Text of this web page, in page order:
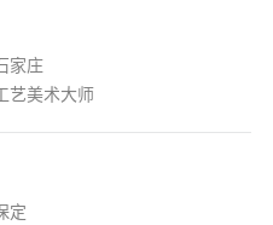
家庄
艺美术大师
定